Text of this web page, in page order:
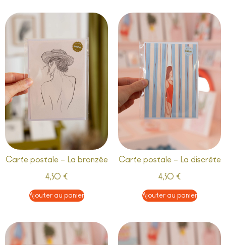
Carte postale – La bronzée
4,50 €
Ajouter au panier
Carte postale – La discrète
4,50 €
Ajouter au panier